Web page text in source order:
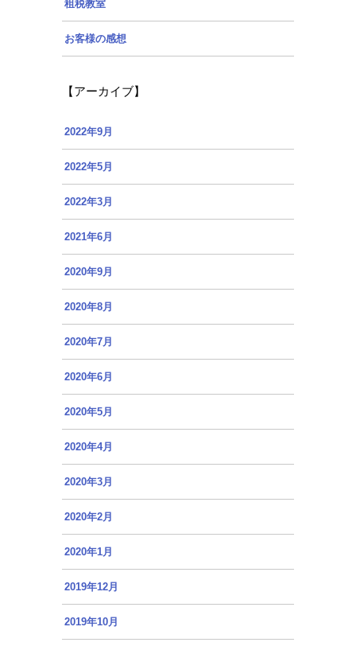
租税教室
お客様の感想
【アーカイブ】
2022年9月
2022年5月
2022年3月
2021年6月
2020年9月
2020年8月
2020年7月
2020年6月
2020年5月
2020年4月
2020年3月
2020年2月
2020年1月
2019年12月
2019年10月